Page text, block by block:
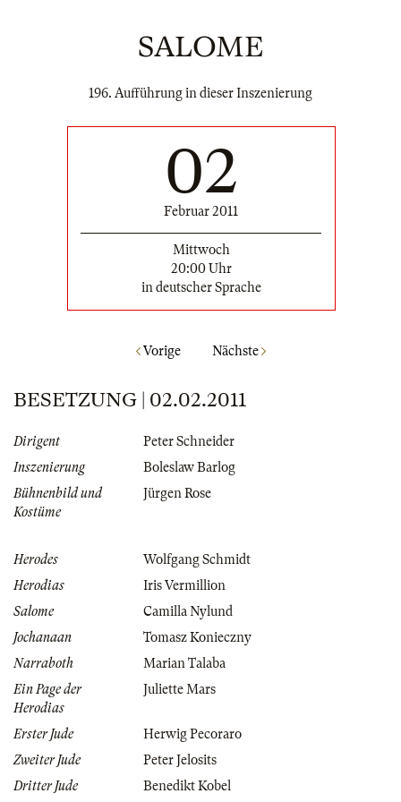
SALOME
196. Aufführung in dieser Inszenierung
02
Februar 2011
Mittwoch
20:00 Uhr
in deutscher Sprache
Vorige Nächste
BESETZUNG | 02.02.2011
Dirigent
Peter Schneider
Inszenierung
Boleslaw Barlog
Bühnenbild und
Kostüme
Jürgen Rose
Herodes
Wolfgang Schmidt
Herodias
Iris Vermillion
Salome
Camilla Nylund
Jochanaan
Tomasz Konieczny
Narraboth
Marian Talaba
Ein Page der
Herodias
Juliette Mars
Erster Jude
Herwig Pecoraro
Zweiter Jude
Peter Jelosits
Dritter Jude
Benedikt Kobel